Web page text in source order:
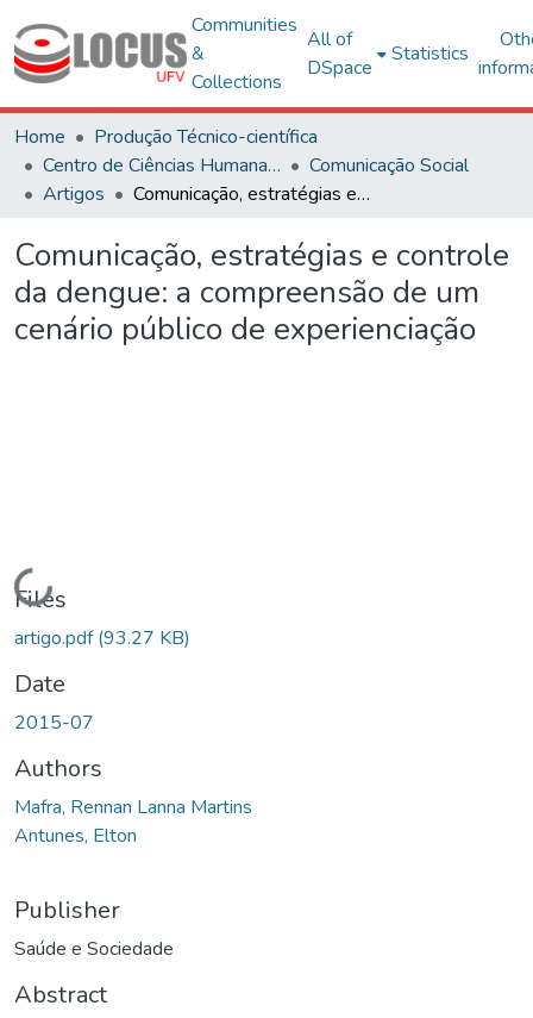
Communities
&
Collections
All of
DSpace
Statistics
Home
Produção Técnico-científica
Centro de Ciências Humanas, Letras e Artes
Comunicação Social
Artigos
Comunicação, estratégias e controle da dengue: a compreensão de um cenário público de experienciação
Comunicação, estratégias e controle
da dengue: a compreensão de um
cenário público de experienciação
Loading...
Files
artigo.pdf(93.27 KB)
Date
2015-07
Authors
Mafra, Rennan Lanna Martins
Antunes, Elton
Publisher
Saúde e Sociedade
Abstract